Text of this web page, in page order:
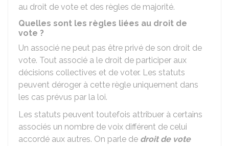
au droit de vote et des règles de majorité.
Quelles sont les règles liées au droit de
vote ?
Un associé ne peut pas être privé de son droit de
vote. Tout associé a le droit de participer aux
décisions collectives et de voter. Les statuts
peuvent déroger à cette règle uniquement dans
les cas prévus par la loi.
Les statuts peuvent toutefois attribuer à certains
associés un nombre de voix différent de celui
accordé aux autres. On parle de droit de vote